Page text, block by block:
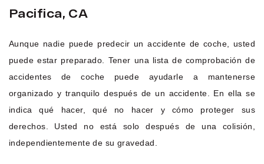
Pacifica, CA
Aunque nadie puede predecir un accidente de coche, usted
puede estar preparado. Tener una lista de comprobación de
accidentes de coche puede ayudarle a mantenerse
organizado y tranquilo después de un accidente. En ella se
indica qué hacer, qué no hacer y cómo proteger sus
derechos. Usted no está solo después de una colisión,
independientemente de su gravedad.